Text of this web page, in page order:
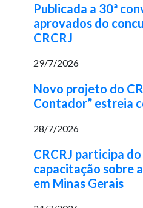
Publicada a 30ª
aprovados do
CRCRJ
29/7/2026
Novo projeto do
Contador” estreia
28/7/2026
CRCRJ participa
capacitação sobre
em Minas Gerais